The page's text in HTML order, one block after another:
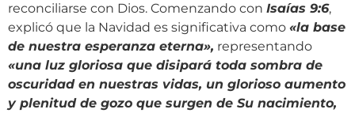
reconciliarse con Dios. Comenzando con Isaías 9:6,
explicó que la Navidad es significativa como «la base
de nuestra esperanza eterna», representando
«una luz gloriosa que disipará toda sombra de
oscuridad en nuestras vidas, un glorioso aumento
y plenitud de gozo que surgen de Su nacimiento,